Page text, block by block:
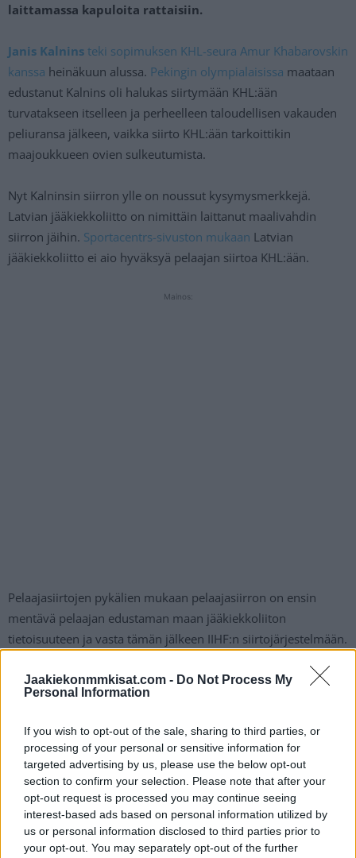
Jaakiekonmmkisat.com - Do Not Process My
Personal Information
If you wish to opt-out of the sale, sharing to third parties, or
processing of your personal or sensitive information for
targeted advertising by us, please use the below opt-out
section to confirm your selection. Please note that after your
opt-out request is processed you may continue seeing
interest-based ads based on personal information utilized by
us or personal information disclosed to third parties prior to
your opt-out. You may separately opt-out of the further
laittamassa kapuloita rattaisiin.
Janis Kalnins teki sopimuksen KHL-seura Amur Khabarovskin
kanssa heinäkuun alussa. Pekingin olympialaisissa maataan
edustanut Kalnins oli halukas siirtymään KHL:ään
turvatakseen itselleen ja perheelleen taloudellisen vakauden
peliuransa jälkeen, vaikka siirto KHL:ään tarkoittikin
maajoukkueen ovien sulkeutumista.
Nyt Kalninsin siirron ylle on noussut kysymysmerkkejä.
Latvian jääkiekkoliitto on nimittäin laittanut maalivahdin
siirron jäihin. Sportacentrs-sivuston mukaan Latvian
jääkiekkoliitto ei aio hyväksyä pelaajan siirtoa KHL:ään.
Mainos:
Pelaajasiirtojen pykälien mukaan pelaajasiirron on ensin
mentävä pelaajan edustaman maan jääkiekkoliiton
tietoisuuteen ja vasta tämän jälkeen IIHF:n siirtojärjestelmään.
– Hylkäsimme siirtopyynnön välittömästi, Latvian
jääkiekkoliiton pääsihteeri
Latvian urheilulaki kieltää maan pelaajia pelaamasta missään
venäläisessä sarjassa. Tällaisesta tilanteesta, kun maan
jääkiekkoliitto kieltää pelaajaa siirtymästä johonkin seuraan
tai sarjaan, ei ole ennakkotapauksia.